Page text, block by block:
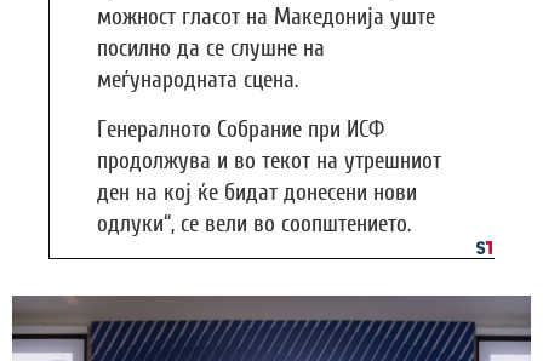
можност гласот на Македонија уште
посилно да се слушне на
меѓународната сцена.
Генералното Собрание при ИСФ
продолжува и во текот на утрешниот
ден на кој ќе бидат донесени нови
одлуки“, се вели во соопштението.